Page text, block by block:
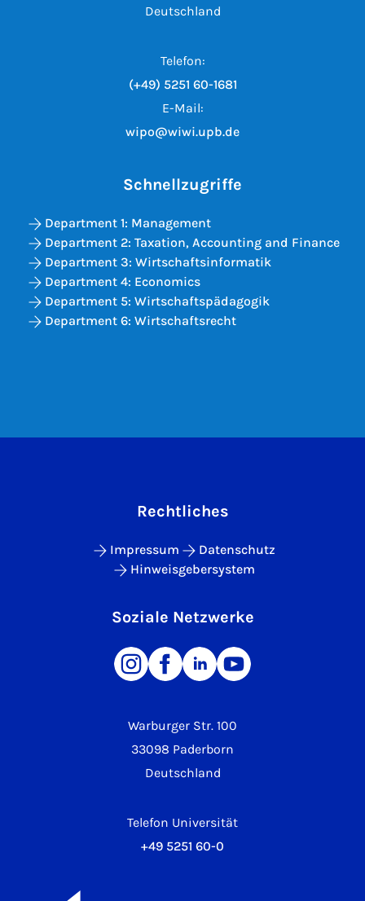
Deutschland
Telefon:
(+49) 5251 60-1681
E-Mail:
wipo@wiwi.upb.de
Schnellzugriffe
Department 1: Management
Department 2: Taxation, Accounting and Finance
Department 3: Wirtschaftsinformatik
Department 4: Economics
Department 5: Wirtschaftspädagogik
Department 6: Wirtschaftsrecht
Warburger Str. 100
33098 Paderborn
Deutschland
Telefon Universität
+49 5251 60-0
Rechtliches
Impressum
Datenschutz
Hinweisgebersystem
Soziale Netzwerke